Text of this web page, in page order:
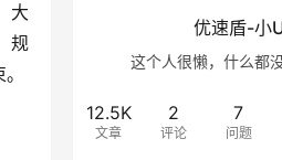
大
规
优速盾-小
这个人很懒，什么都
12.5K
文章
2
评论
7
问题